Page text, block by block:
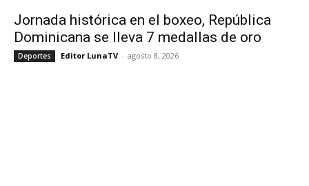
Jornada histórica en el boxeo, República
Dominicana se lleva 7 medallas de oro
Deportes Editor LunaTV - agosto 8, 2026